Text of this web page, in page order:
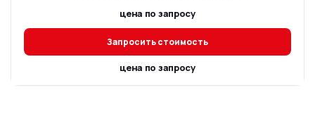
цена по запросу
Запросить стоимость
цена по запросу